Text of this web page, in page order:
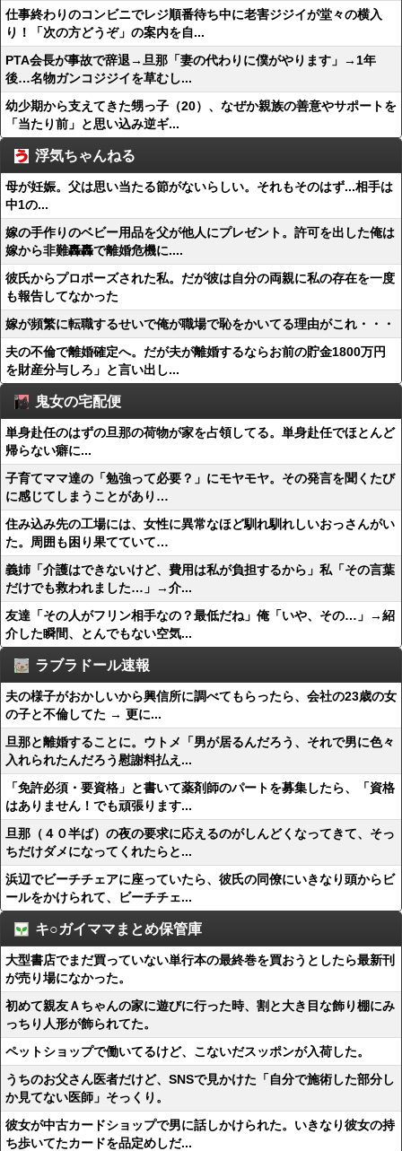
仕事終わりのコンビニでレジ順番待ち中に老害ジジイが堂々の横入
り！「次の方どうぞ」の案内を自...
PTA会長が事故で辞退→旦那「妻の代わりに僕がやります」→1年
後…名物ガンコジジイを草むし...
幼少期から支えてきた甥っ子（20）、なぜか親族の善意やサポートを
「当たり前」と思い込み逆ギ...
浮気ちゃんねる
母が妊娠。父は思い当たる節がないらしい。それもそのはず...相手は
中1の...
嫁の手作りのベビー用品を父が他人にプレゼント。許可を出した俺は
嫁から非難轟轟で離婚危機に....
彼氏からプロポーズされた私。だが彼は自分の両親に私の存在を一度
も報告してなかった
嫁が頻繁に転職するせいで俺が職場で恥をかいてる理由がこれ・・・
夫の不倫で離婚確定へ。だが夫が離婚するならお前の貯金1800万円
を財産分与しろ」と言い出し...
鬼女の宅配便
単身赴任のはずの旦那の荷物が家を占領してる。単身赴任でほとんど
帰らない癖に...
子育てママ達の「勉強って必要？」にモヤモヤ。その発言を聞くたび
に感じてしまうことがあり…
住み込み先の工場には、女性に異常なほど馴れ馴れしいおっさんがい
た。周囲も困り果てていて…
義姉「介護はできないけど、費用は私が負担するから」私「その言葉
だけでも救われました…」→介...
友達「その人がフリン相手なの？最低だね」俺「いや、その…」→紹
介した瞬間、とんでもない空気...
ラブラドール速報
夫の様子がおかしいから興信所に調べてもらったら、会社の23歳の女
の子と不倫してた → 更に...
旦那と離婚することに。ウトメ「男が居るんだろう、それで男に色々
入れられたんだろう慰謝料払え...
「免許必須・要資格」と書いて薬剤師のパートを募集したら、「資格
はありません！でも頑張ります...
旦那（４０半ば）の夜の要求に応えるのがしんどくなってきて、そっ
ちだけダメになってくれたらと...
浜辺でビーチチェアに座っていたら、彼氏の同僚にいきなり頭からビ
ールをかけられて、ビーチチェ...
キ○ガイママまとめ保管庫
大型書店でまだ買っていない単行本の最終巻を買おうとしたら最新刊
が売り場になかった。
初めて親友Ａちゃんの家に遊びに行った時、割と大き目な飾り棚にみ
っちり人形が飾られてた。
ペットショップで働いてるけど、こないだスッポンが入荷した。
うちのお父さん医者だけど、SNSで見かけた「自分で施術した部分し
か見てない医師」そっくり。
彼女が中古カードショップで男に話しかけられた。いきなり彼女の持
ち歩いてたカードを品定めしだ...